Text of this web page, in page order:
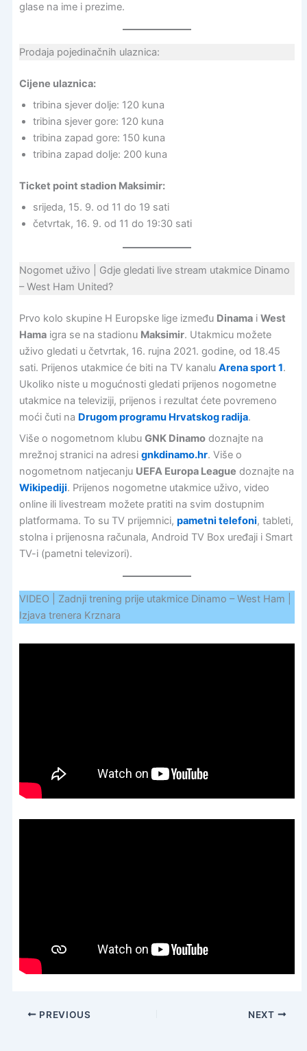
glase na ime i prezime.
Prodaja pojedinačnih ulaznica:
Cijene ulaznica:
tribina sjever dolje: 120 kuna
tribina sjever gore: 120 kuna
tribina zapad gore: 150 kuna
tribina zapad dolje: 200 kuna
Ticket point stadion Maksimir:
srijeda, 15. 9. od 11 do 19 sati
četvrtak, 16. 9. od 11 do 19:30 sati
Nogomet uživo | Gdje gledati live stream utakmice Dinamo
– West Ham United?
Prvo kolo skupine H Europske lige između Dinamai West
Hamaigra se na stadionu Maksimir. Utakmicu možete
uživo gledati u četvrtak, 16. rujna 2021. godine, od 18.45
sati. Prijenos utakmice će biti na TV kanalu Arena sport 1.
Ukoliko niste u mogućnosti gledati prijenos nogometne
utakmice na televiziji, prijenos i rezultat ćete povremeno
moći čuti na Drugom programu Hrvatskog radija.
Više o nogometnom klubu GNK Dinamodoznajte na
mrežnoj stranici na adresi gnkdinamo.hr. Više o
nogometnom natjecanju UEFA Europa League doznajte na
Wikipediji. Prijenos nogometne utakmice uživo, video
online ili livestream možete pratiti na svim dostupnim
platformama. To su TV prijemnici, pametni telefoni, tableti,
stolna i prijenosna računala, Android TV Box uređaji i Smart
TV-i (pametni televizori).
VIDEO | Zadnji trening prije utakmice Dinamo – West Ham |
Izjava trenera Krznara
PREVIOUS NEXT